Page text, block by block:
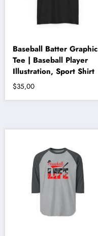
Baseball Batter Graphic
Tee | Baseball Player
Illustration, Sport Shirt
$35,00